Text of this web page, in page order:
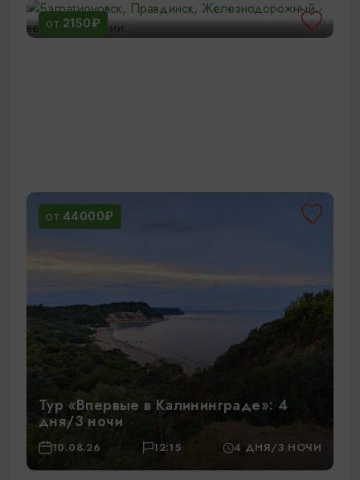
ОТ 2150₽
12:00 6 ЧАСОВ
ОТ 44000₽
Тур «Впервые в Калининграде»: 4
дня/3 ночи
10.08.26 12:15 4 ДНЯ/3 НОЧИ